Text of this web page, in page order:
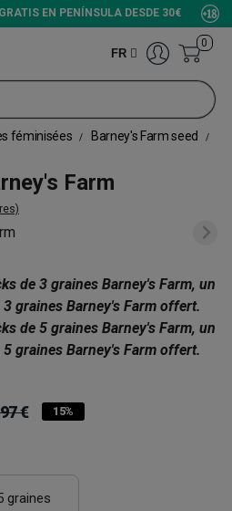
EN PENÍNSULA DESDE 30€
FR
0
féminisées
Barney's Farm seed
Farm
de 3 graines Barney's Farm, un
graines Barney's Farm offert.
de 5 graines Barney's Farm, un
graines Barney's Farm offert.
€ 15%
graines